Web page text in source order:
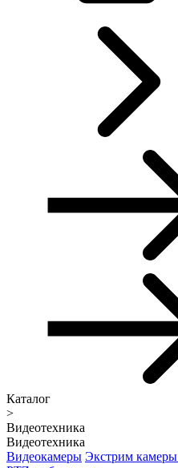
Каталог
>
Видеотехника
Видеотехника
Видеокамеры Экстрим камеры